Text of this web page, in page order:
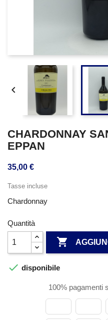

CHARDONNAY
EPPAN
35,00 €
Tasse incluse
Chardonnay
Quantità

 disponibile
100% pagamenti